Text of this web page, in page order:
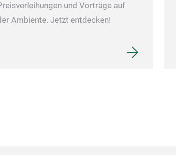
und Vorträge auf
Ambiente. Jetzt entdecken!